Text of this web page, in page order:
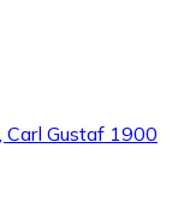
Gustaf 1900